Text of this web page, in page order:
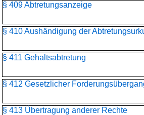
§ 409 Abtretungsanzeige
§ 410 Aushändigung der
§ 411 Gehaltsabtretung
§ 412 Gesetzlicher
§ 413 Übertragung anderer Rechte